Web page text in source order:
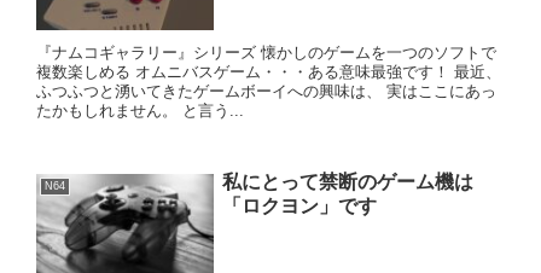
『ナムコギャラリー』シリーズ 懐かしのゲームを一つのソフトで
複数楽しめる オムニバスゲーム・・・ある意味最強です！ 最近、
ふつふつと湧いてきたゲームボーイへの興味は、 実はここにあっ
たかもしれません。 と言う...
N64
私にとって禁断のゲーム機は
「ロクヨン」です